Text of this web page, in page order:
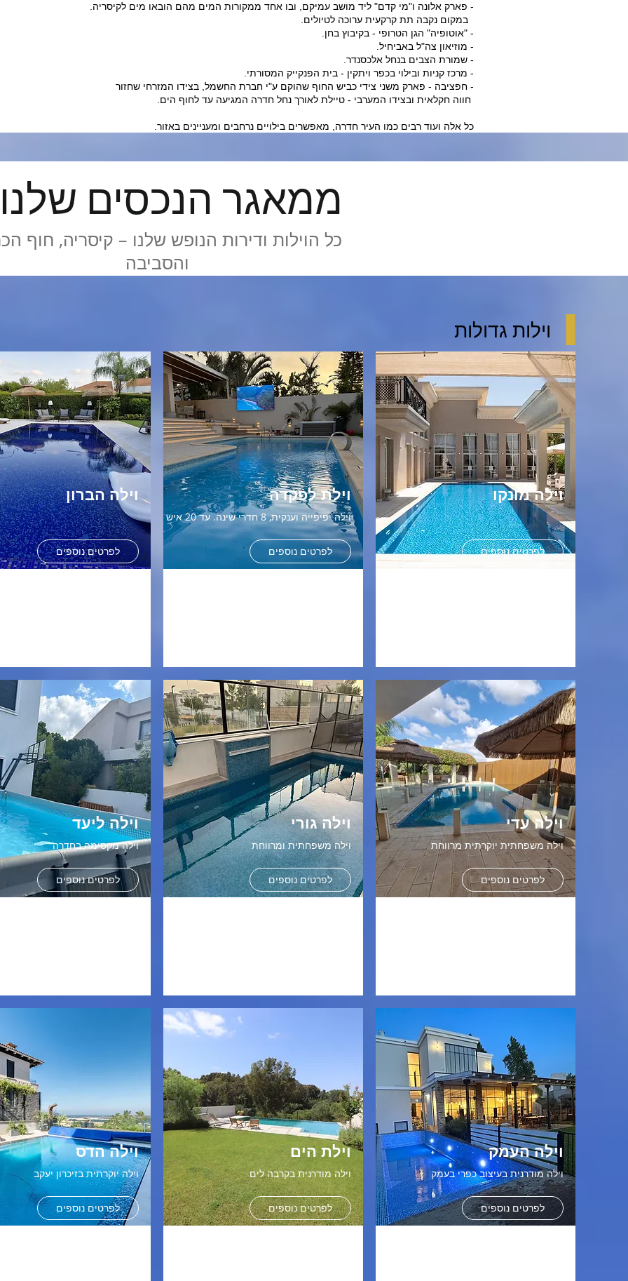
- פארק אלונה ו"מי קדם" ליד מושב עמיקם, ובו אחד ממקורות המים מהם הובאו מים לקיסריה.
במקום נקבה תת קרקעית ערוכה לטיולים.
- "אוטופיה" הגן הטרופי - בקיבוץ בחן.
- מוזיאון צה"ל באביחיל.
- שמורת הצבים בנחל אלכסנדר.
- מרכז קניות ובילוי בכפר ויתקין - בית הפנקייק המסורתי.
- חפציבה - פארק משני צידי כביש החוף שהוקם ע"י חברת החשמל, בצידו המזרחי שחזור
חווה חקלאית ובצידו המערבי - טיילת לאורך נחל חדרה המגיעה עד לחוף הים.
כל אלה ועוד רבים כמו העיר חדרה, מאפשרים בילויים נרחבים ומעניינים באזור.
ממאגר הנכסים שלנו
כל הוילות ודירות הנופש שלנו – קיסריה, חוף
והסביבה
וילות גדולות
וילה מונקו
לפרטים נוספים
וילה עדי
וילה משפחתית יוקרתית מרווחת
לפרטים נוספים
וילה העמק
וילה מודרנית בעיצוב כפרי בעמק
לפרטים נוספים
וילת לפקדה
וילה יפיפייה וענקית, 8 חדרי שינה. עד 20 איש
לפרטים נוספים
וילה גורי
וילה משפחתית ומרווחת
לפרטים נוספים
וילת הים
וילה מודרנית בקרבה לים
לפרטים נוספים
וילה הברון
לפרטים נוספים
וילה ליעד
וילה מקסימה בחדרה
לפרטים נוספים
וילה הדס
וילה יוקרתית בזיכרון יעקב
לפרטים נוספים